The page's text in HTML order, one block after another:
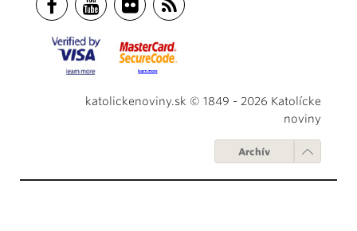
katolickenoviny.sk © 1849 - 2026 Katolícke
noviny
Archív